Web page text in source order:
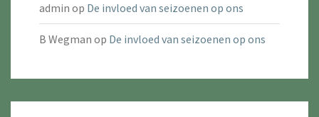
admin op De invloed van seizoenen op ons
B Wegman op De invloed van seizoenen op ons